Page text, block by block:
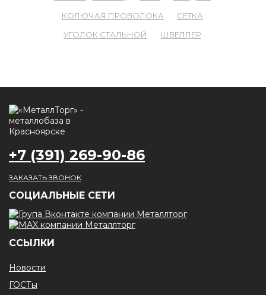
КОЛЮЧАЯ ПРОВОЛОКА
СЕТКА
УГОЛОК СТАЛЬНОЙ
ШВЕЛЛЕР
+7 (391) 269-90-86
ЗАКАЗАТЬ ЗВОНОК
CОЦИАЛЬНЫЕ СЕТИ
ССЫЛКИ
Новости
ГОСТы